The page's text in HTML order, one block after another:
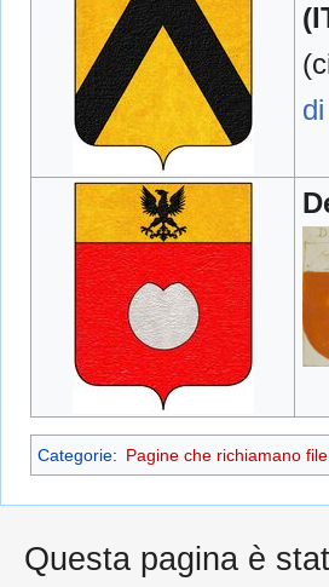
Categorie: Pagine che richiamano
Questa pagina è